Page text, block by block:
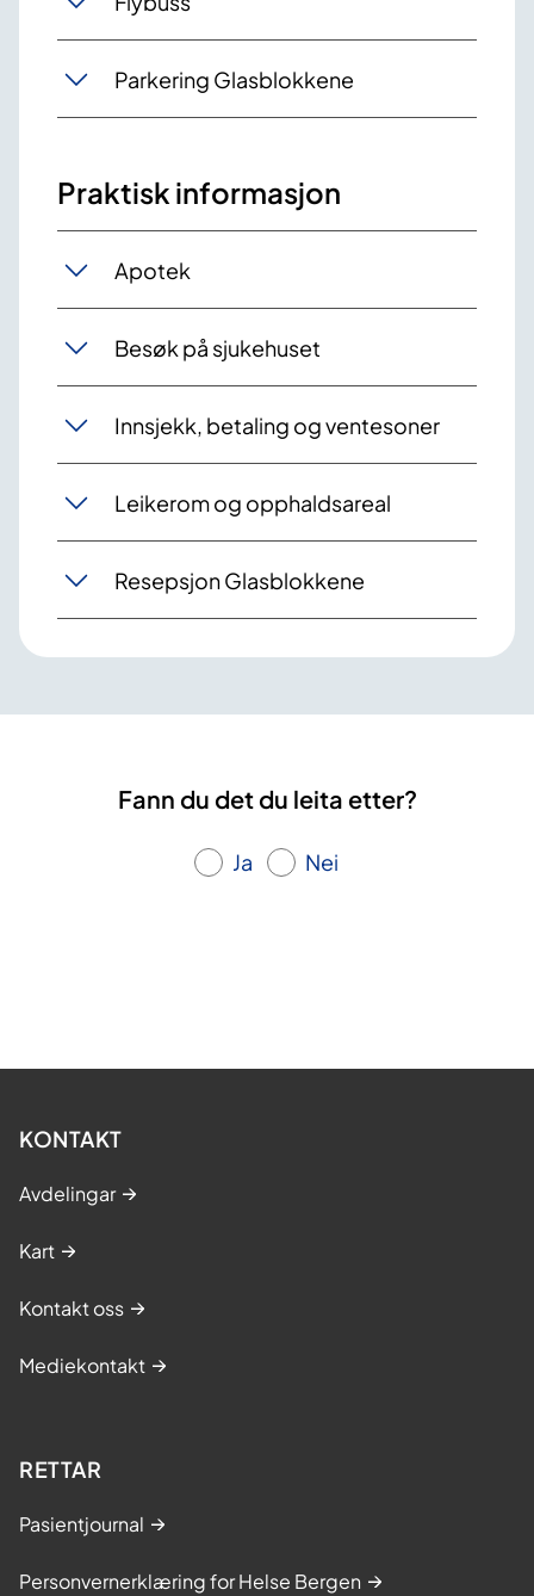
Parkering Glasblokkene
Praktisk informasjon
Apotek
Besøk på sjukehuset
Innsjekk, betaling og ventesoner
Leikerom og opphaldsareal
Resepsjon Glasblokkene
Fann du det du leita etter?
Ja Nei
KONTAKT
Avdelingar
Kart
Kontakt oss
Mediekontakt
RETTAR
Pasientjournal
Personvernerklæring for Helse Bergen